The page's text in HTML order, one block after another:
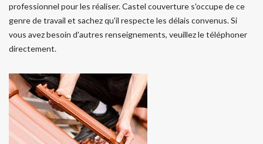
professionnel pour les réaliser. Castel couverture s'occupe de ce
genre de travail et sachez qu'il respecte les délais convenus. Si
vous avez besoin d'autres renseignements, veuillez le téléphoner
directement.